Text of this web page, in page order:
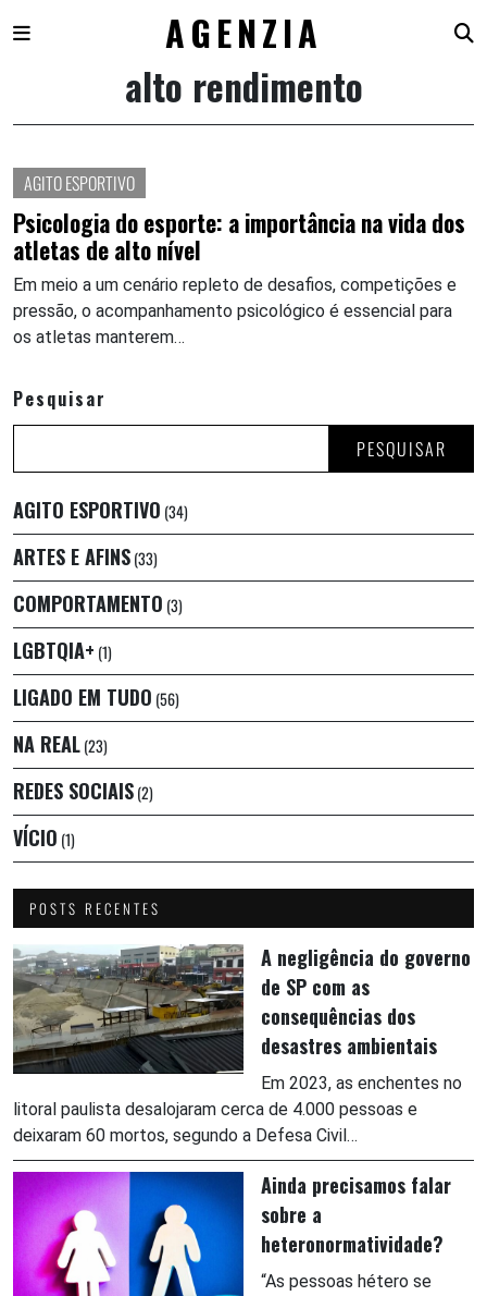
content
AGENZIA
alto rendimento
AGITO ESPORTIVO
Psicologia do esporte: a importância na vida dos
atletas de alto nível
Em meio a um cenário repleto de desafios, competições e
pressão, o acompanhamento psicológico é essencial para
os atletas manterem…
Pesquisar
PESQUISAR
AGITO ESPORTIVO (34)
ARTES E AFINS(33)
COMPORTAMENTO (3)
LGBTQIA+ (1)
LIGADO EM TUDO (56)
NA REAL(23)
REDES SOCIAIS(2)
VÍCIO (1)
POSTS RECENTES
A negligência do governo
de SP com as
consequências dos
desastres ambientais
Em 2023, as enchentes no
litoral paulista desalojaram cerca de 4.000 pessoas e
deixaram 60 mortos, segundo a Defesa Civil…
Ainda precisamos falar
sobre a
heteronormatividade?
“As pessoas hétero se